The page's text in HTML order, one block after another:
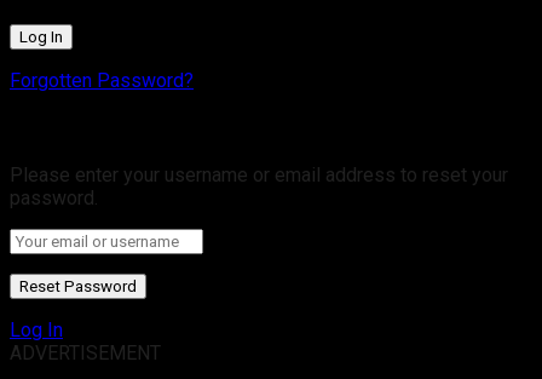
Forgotten Password?
Please enter your username or email address to reset your
password.
Log In
ADVERTISEMENT